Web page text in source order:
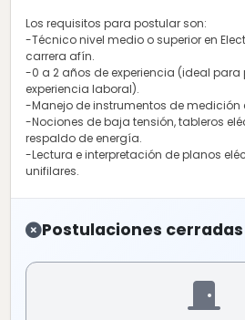
Los requisitos para postular son:
-Técnico nivel medio o superior en
carrera afín.
-0 a 2 años de experiencia (ideal para
experiencia laboral).
-Manejo de instrumentos de medición
-Nociones de baja tensión, tableros
respaldo de energía.
-Lectura e interpretación de planos
unifilares.
Postulaciones cerradas